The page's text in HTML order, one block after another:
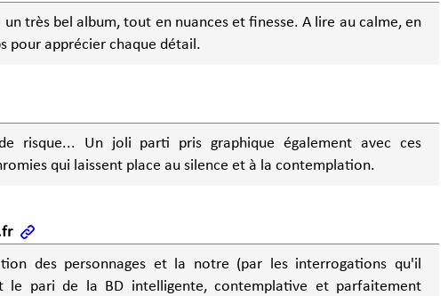
un très bel album, tout en nuances et finesse. A lire au calme, en
pour apprécier chaque détail.
risque... Un joli parti pris graphique également avec ces
qui laissent place au silence et à la contemplation.
des personnages et la notre (par les interrogations qu'il
le pari de la BD intelligente, contemplative et parfaitement